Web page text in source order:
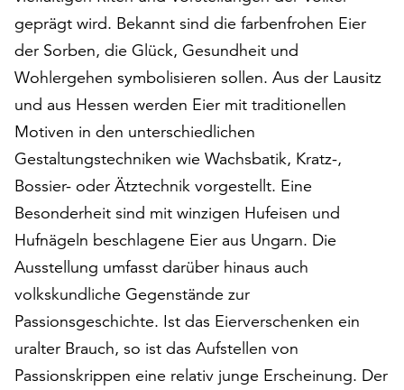
zur
Verfügung.
Funktionale
Cookies
werden
auch
Ihr
Einverständnis
weiterhin
ausgeführt.
Möchten
Sie
die
verwendeten
Cookies
anpassen,
geprägt wird. Bekannt sind die farbenfrohen Eier
der Sorben, die Glück, Gesundheit und
Wohlergehen symbolisieren sollen. Aus der Lausitz
und aus Hessen werden Eier mit traditionellen
Motiven in den unterschiedlichen
Gestaltungstechniken wie Wachsbatik, Kratz-,
Bossier- oder Ätztechnik vorgestellt. Eine
Besonderheit sind mit winzigen Hufeisen und
Hufnägeln beschlagene Eier aus Ungarn. Die
Ausstellung umfasst darüber hinaus auch
volkskundliche Gegenstände zur
Passionsgeschichte. Ist das Eierverschenken ein
uralter Brauch, so ist das Aufstellen von
Passionskrippen eine relativ junge Erscheinung. Der